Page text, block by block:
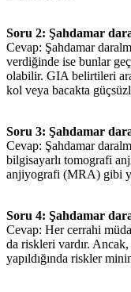
Soru 2: Şahdamar
Cevap: Şahdamar
verdiğinde ise bunlar
olabilir. GIA belirtileri
kol veya bacakta
Soru 3: Şahdamar
Cevap: Şahdamar
bilgisayarlı tomografi
anjiyografi (MRA) gibi
Soru 4: Şahdamar
Cevap: Her cerrahi
da riskleri vardır.
yapıldığında riskler